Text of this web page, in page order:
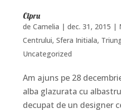
Cipru
de Camelia | dec. 31, 2015 |
Centrului, Sfera Initiala,
Uncategorized
Am ajuns pe 28
alba glazurata cu
decupat de un designer